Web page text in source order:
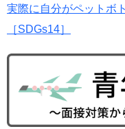
実際に自分がペットボ
［SDGs14］